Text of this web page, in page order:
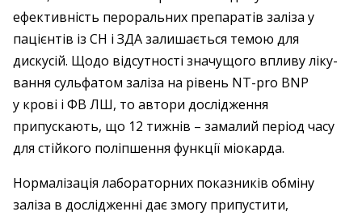
ефективність пероральних препаратів заліза у
пацієнтів із СН і ЗДА залишається темою для
дискусій. Щодо відсутності значущого впливу ліку­
вання сульфатом заліза на рівень NT-pro BNP
у крові і ФВ ЛШ, то автори дослід­жен­ня
припускають, що 12 тижнів – ​замалий ­період часу
для стійкого поліпшення функції міокарда.
Нормалізація лабораторних показників обміну
заліза в дослід­жен­ні дає змогу ­припустити,